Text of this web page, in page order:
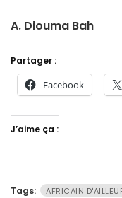
A. Diouma Bah
Partager :
Facebook
J’aime ça :
Tags: AFRICAIN